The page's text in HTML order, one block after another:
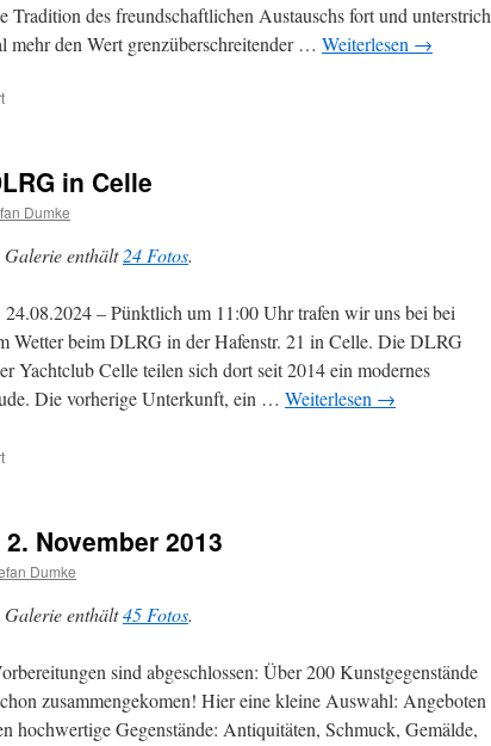
Tradition des freundschaftlichen Austauschs fort und unterstrich
mehr den Wert grenzüberschreitender … Weiterlesen →
für
Eine
Brücke
der
Freundschaft
zwischen
und
Blackmore
Vale
in Celle
Dumke
Galerie enthält24 Fotos.
24.08.2024 – Pünktlich um 11:00 Uhr trafen wir uns bei bei
Wetter beim DLRG in der Hafenstr. 21 in Celle. Die DLRG
Yachtclub Celle teilen sich dort seit 2014 ein modernes
Die vorherige Unterkunft, ein … Weiterlesen →
für
DLRG
in
Celle
November 2013
Dumke
Galerie enthält45 Fotos.
sind abgeschlossen: Über 200 Kunstgegenstände
zusammengekomen! Hier eine kleine Auswahl: Angeboten
hochwertige Gegenstände: Antiquitäten, Schmuck, Gemälde,